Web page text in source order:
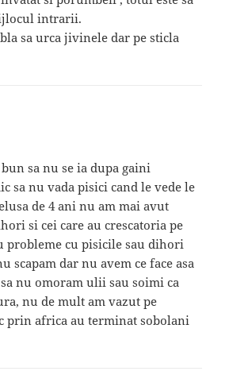
intrarii.
sa urca jivinele dar pe sticla
sa nu se ia dupa gaini
sa nu vada pisici cand le vede le
de 4 ani nu am mai avut
si cei care au crescatoria pe
probleme cu pisicile sau dihori
scapam dar nu avem ce face asa
nu omoram ulii sau soimi ca
nu de mult am vazut pe
prin africa au terminat sobolani